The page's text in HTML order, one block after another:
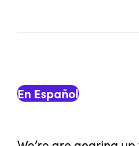
En Español